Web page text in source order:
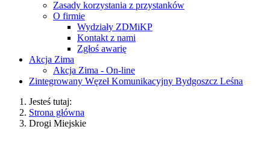
Zasady korzystania z przystanków
O firmie
Wydziały ZDMiKP
Kontakt z nami
Zgłoś awarię
Akcja Zima
Akcja Zima - On-line
Zintegrowany Węzeł Komunikacyjny Bydgoszcz Leśna
Jesteś tutaj:
Strona główna
Drogi Miejskie